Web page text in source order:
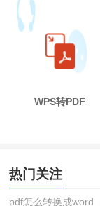
WPS转PDF
热门关注
pdf怎么转换成word